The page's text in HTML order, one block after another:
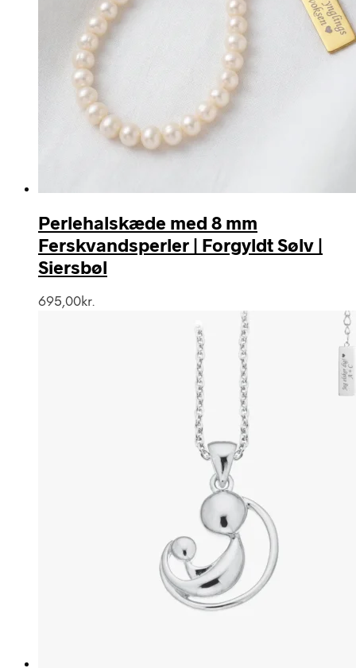
Perlehalskæde med 8 mm
Ferskvandsperler | Forgyldt Sølv |
Siersbøl
695,00kr.